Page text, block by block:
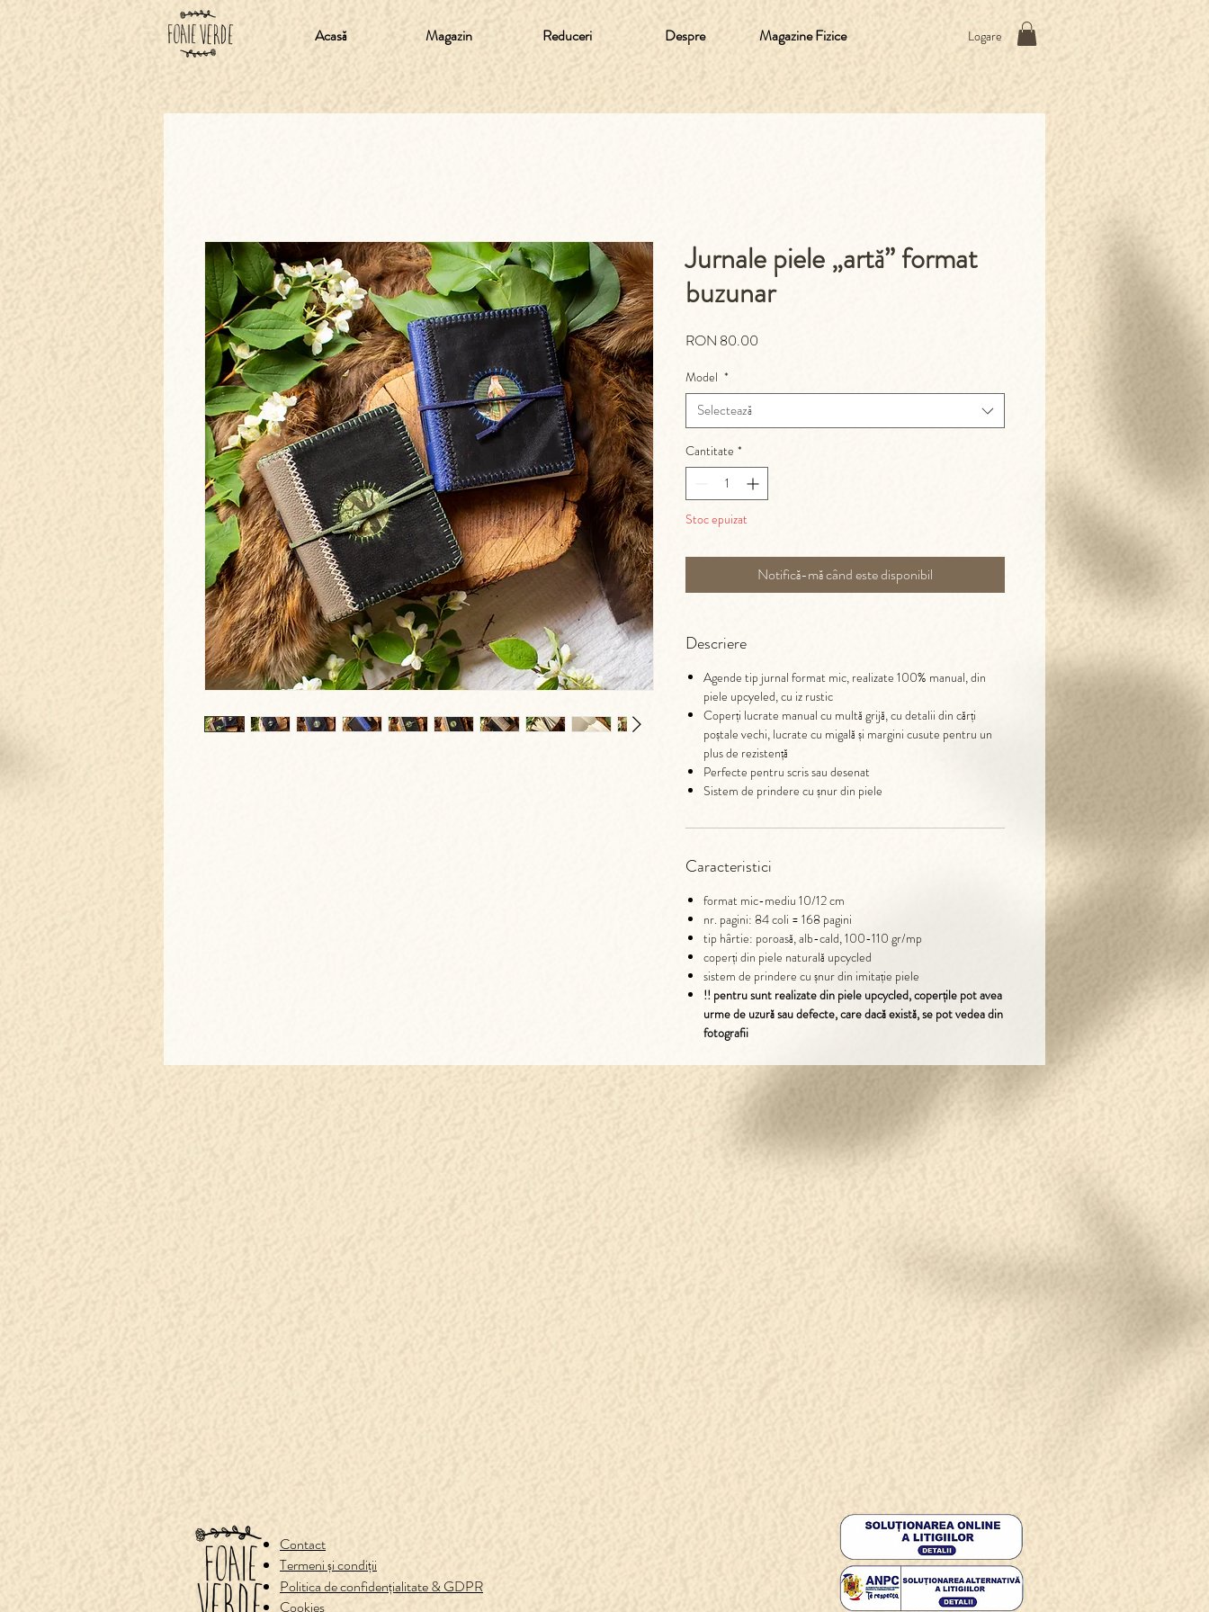
Acasă Magazin Reduceri Despre Magazine Fizice Logare
Jurnale piele „artă” format
buzunar
RON 80.00
Model *
Selectează
Cantitate *
Stoc epuizat
Notifică-mă când este disponibil
Descriere
Agende tip jurnal format mic, realizate 100% manual, din
piele upcyeled, cu iz rustic
Coperți lucrate manual cu multă grijă, cu detalii din cărți
poștale vechi, lucrate cu migală și margini cusute pentru un
plus de rezistență
Perfecte pentru scris sau desenat
Sistem de prindere cu șnur din piele
Caracteristici
format mic-mediu 10/12 cm
nr. pagini: 84 coli = 168 pagini
tip hârtie: poroasă, alb-cald, 100-110 gr/mp
coperți din piele naturală upcycled
sistem de prindere cu șnur din imitație piele
!! pentru sunt realizate din piele upcycled, coperțile pot avea
urme de uzură sau defecte, care dacă există, se pot vedea din
fotografii
Contact
Termeni și condiții
Politica de confidențialitate & GDPR
Cookies